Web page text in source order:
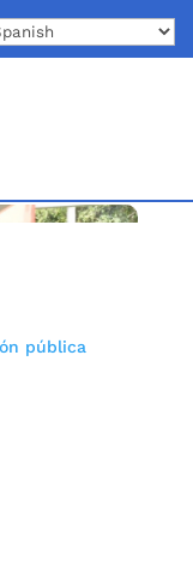
pública
Estados
entre Fort